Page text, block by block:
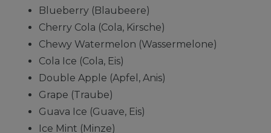
Blueberry (Blaubeere)
Cherry Cola (Cola, Kirsche)
Chewy Watermelon (Wassermelone)
Cola Ice (Cola, Eis)
Double Apple (Apfel, Anis)
Grape (Traube)
Guava Ice (Guave, Eis)
Ice Mint (Minze)